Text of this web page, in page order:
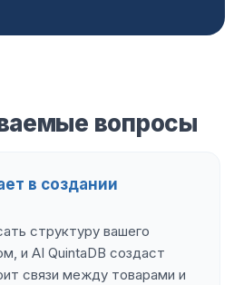
вопросы
в создании
структуру вашего
и AI QuintaDB создаст
связи между товарами и